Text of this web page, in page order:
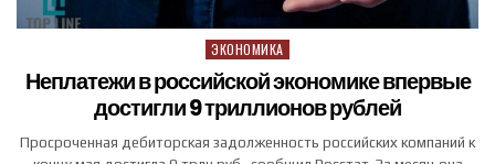
Posted in
ЭКОНОМИКА
Неплатежи в российской экономике впервые
достигли 9 триллионов рублей
Просроченная дебиторская задолженность российских компаний к